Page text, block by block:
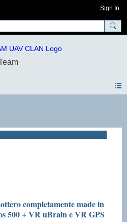
Sign In
completamente made in
500 + VR uBrain e VR GPS